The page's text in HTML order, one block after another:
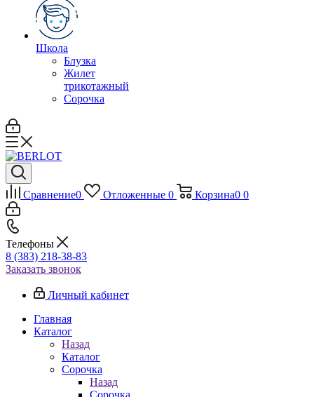
Школа
Блузка
Жилет
трикотажный
Сорочка
Сравнение0 Отложенные 0 Корзина0 0
Телефоны
8 (383) 218-38-83
Заказать звонок
Личный кабинет
Главная
Каталог
Назад
Каталог
Сорочка
Назад
Сорочка